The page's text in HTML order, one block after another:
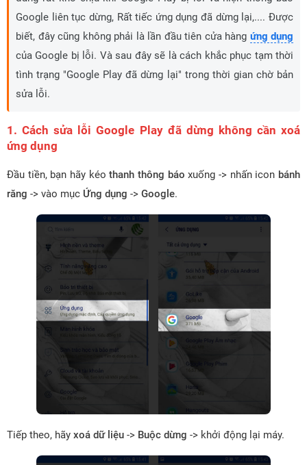
Google liên tục dừng, Rất tiếc ứng dụng đã dừng lại,.... Được
biết, đây cũng không phải là lần đầu tiên cửa hàng ứng dụng
của Google bị lỗi. Và sau đây sẽ là cách khắc phục tạm thời
tình trạng "Google Play đã dừng lại" trong thời gian chờ bản
sửa lỗi.
1. Cách sửa lỗi Google Play đã dừng không cần xoá
ứng dụng
Đầu tiền, bạn hãy kéothanh thông báo xuống -> nhấn icon bánh
răng -> vào mục Ứng dụng -> Google.
Tiếp theo, hãy xoá dữ liệu -> Buộc dừng -> khởi động lại máy.